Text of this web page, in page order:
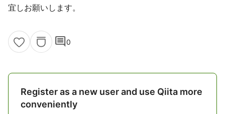
宜しお願いします。
comment0
Register as a new user and use Qiita more
conveniently